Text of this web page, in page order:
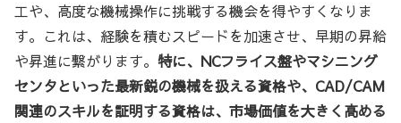
工や、高度な機械操作に挑戦する機会を得やすくなりま
す。これは、経験を積むスピードを加速させ、早期の昇給
や昇進に繋がります。 特に、NCフライス盤やマシニング
センタといった最新鋭の機械を扱える資格や、CAD/CAM
関連のスキルを証明する資格は、市場価値を大きく高める